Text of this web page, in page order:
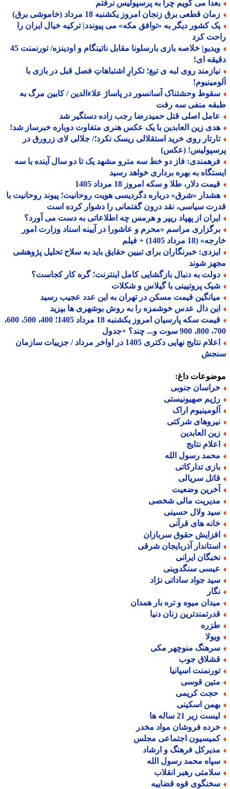
می گویم چرا به پرسپولیس نرفتم
قطعی برق زنجان امروز یکشنبه 18 مرداد (خاموشی برق)
کشور دیگر به «توافق مکه» می پیوندد| ترکیه خیال ایران را
کرد
ویدیو| خلاصه بازی بارسلونا مقابل ناتینگام و اودینزه/ تورنمنت 45
ای!
روی لبه ی تیغ؛ تکرارِ اشتباهاتِ فصل قبل در بازی با
وحشتناک آسانسور در پاساژ علاءالدین / کابین مرگ به
منفی سه رفت
اصلی قتل حمیدرضا رجب زاده دستگیر شد
زین العابدین با یک عکس هنری متفاوت دوباره خبرساز شد!
روی خرید استقلالی ریسک نکرد؛/ جلالی لای زرورق در
(عکس)
فاز دو خط سه مترو مشهد یک تا دو سال آینده با سه
به بهره برداری خواهد رسید
دلار، طلا و سکه امروز 18 مرداد 1405
«شرق» درباره دگردیسی هویت روحانیت؛ پیوند روحانیت با
سیاسی، نقد درون گفتمانی را دشوار کرده است
از پهپاد ریپر و هرمس چه اطلاعاتی به دست می آورد؟
مراسم «محرم و عاشورا در آیینه اسناد وزارت امور
مرداد 1405) + فیلم
خبرنگاران برای تبیین حقایق باید به سلاح تحلیل پژوهشی
شوند
به دنبال بازگشایی کامل اینترنت؛ گره کار کجاست؟
پروتیینی با گیلاس و شکلات
قیمت مسکن در تهران به این عدد عجیب رسید
دال عدس خوشمزه را به روش بوشهری ها بپزید
قیمت سکه پارسیان امروز یکشنبه 18 مرداد 1405؛ 400، 500، 600،
اعلام نتایج نهایی دکتری 1405 در اواخر مرداد / جزییات سازمان
داغ:
جنوبی
صهیونیستی
اراک
شرکتی
العابدین
نتایج
رسول الله
تدارکاتی
سریالی
وضعیت
مالی شخصی
ولال حسینی
های قرآنی
حقوق سربازان
آذربایجان شرقی
ایرانی
سنگدوینی
جواد ساداتی نژاد
میوه و تره بار همدان
زنان دنیا
منوچهر مکی
جوب
اسپانیا
قوسی
کریمی
اسکینی
زیر 21 ساله ها
فروشان مواد مخدر
اجتماعی مجلس
فرهنگ و ارشاد
محمد رسول الله
رهبر انقلاب
قوه قضاییه